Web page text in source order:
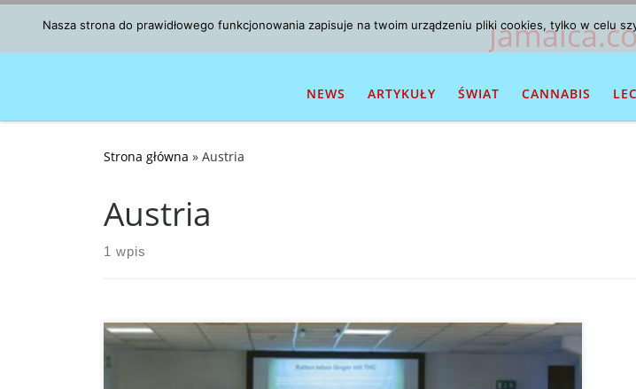
Przejdź do treści
NEWS ARTYKUŁY ŚWIAT CANNABIS
Strona główna » Austria
Austria
1 wpis
Nasza strona do prawidłowego funkcjonowania zapisuje na twoim urządzeniu pliki cookies, tylko w celu